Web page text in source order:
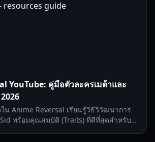
YouTube: คู่มือตัวละครเมต้าและ
น Anime Reversal เรียนรู้วิธีวิวัฒนาการ
พร้อมคุณสมบัติ (Traits) ที่ดีที่สุดสำหรับ